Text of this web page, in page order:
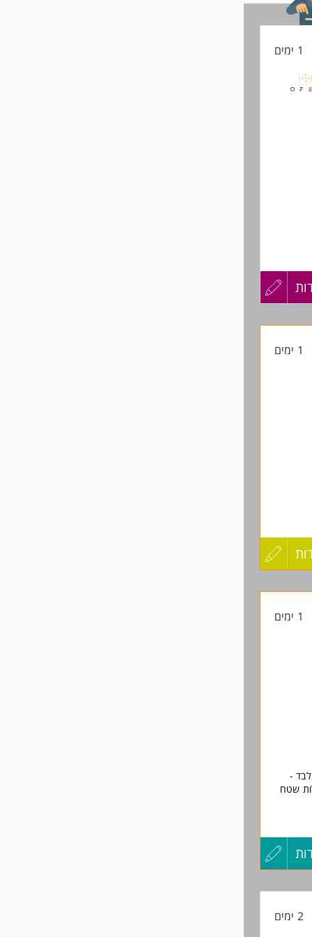
1 ימים
עדכון
1 ימים
עדכון
1 ימים
-
שטח
עדכון
2 ימים